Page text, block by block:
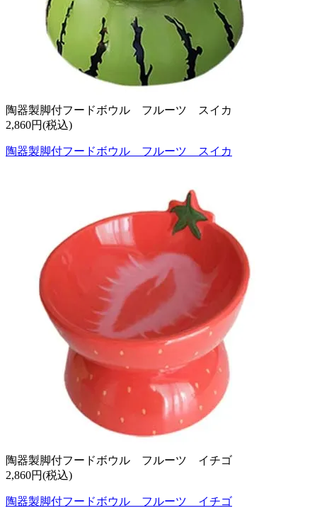
陶器製脚付フードボウル フルーツ スイカ
2,860円(税込)
陶器製脚付フードボウル フルーツ スイカ
陶器製脚付フードボウル フルーツ イチゴ
2,860円(税込)
陶器製脚付フードボウル フルーツ イチゴ